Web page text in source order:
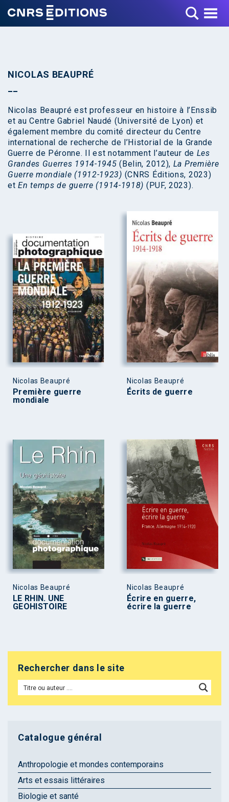
Toggle Menu
NICOLAS BEAUPRÉ
Nicolas Beaupré est professeur en histoire à l’Enssib
et au Centre Gabriel Naudé (Université de Lyon) et
également membre du comité directeur du Centre
international de recherche de l’Historial de la Grande
Guerre de Péronne. Il est notamment l’auteur de Les
Grandes Guerres 1914-1945 (Belin, 2012), La Première
Guerre mondiale (1912-1923) (CNRS Éditions, 2023)
etEn temps de guerre (1914-1918) (PUF, 2023).
Nicolas Beaupré
Première guerre
mondiale
Nicolas Beaupré
Écrits de guerre
Nicolas Beaupré
LE RHIN. UNE
GEOHISTOIRE
Nicolas Beaupré
Écrire en guerre,
écrire la guerre
Rechercher dans le site
Catalogue général
Anthropologie et mondes contemporains
Arts et essais littéraires
Biologie et santé